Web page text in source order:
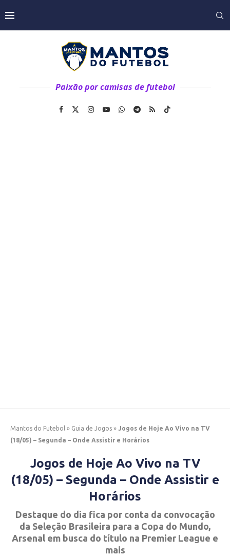
Paixão por camisas de futebol
Mantos do Futebol » Guia de Jogos » Jogos de Hoje Ao Vivo na TV
(18/05) – Segunda – Onde Assistir e Horários
Jogos de Hoje Ao Vivo na TV
(18/05) – Segunda – Onde Assistir e
Horários
Destaque do dia fica por conta da convocação
da Seleção Brasileira para a Copa do Mundo,
Arsenal em busca do título na Premier League e
mais